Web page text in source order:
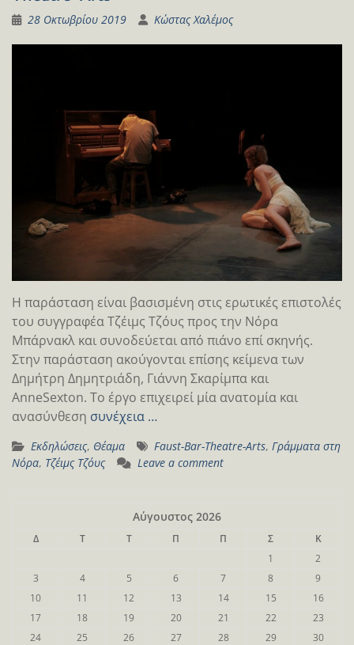
28 Οκτωβρίου 2019 Κώστας Χαλέμος
Η παράσταση είναι βασισμένη στις ερωτικές επιστολές
του συγγραφέα Τζέιμς Τζόυς προς την Νόρα
Μπάρνακλ και συνοδεύεται από πιάνο επί σκηνής.
Στην παράσταση ακούγονται επίσης κείμενα των
Δημήτρη Δημητριάδη, Γιάννη Σκαρίμπα και
AnneSexton. Το έργο επιχειρεί μία ανατομία και
ανασύνθεση συνέχεια …
Εκδηλώσεις, Θέαμα Faust-Bar-Theatre-Arts, Γράμματα στη
Νόρα, Τζέιμς Τζόυς Leave a comment
Αύγουστος 2026
Δ Τ Τ Π Π Σ
Κ
1
2
3
4 5 6 7 8
9
10
11 12 13 14 15
16
17
18 19 20 21 22
23
24
25 26 27 28 29
30